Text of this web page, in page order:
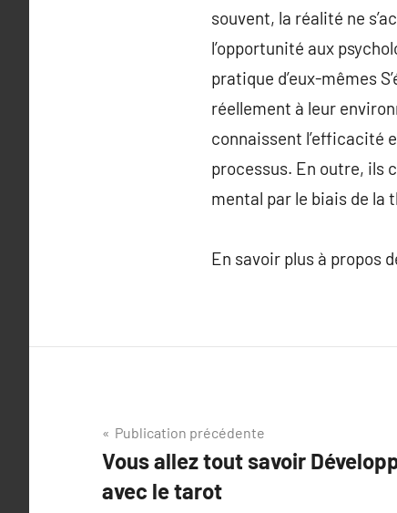
souvent, la réalité ne
l’opportunité aux
pratique d’eux-mêmes
réellement à leur
connaissent l’efficacité
processus. En outre, ils
mental par le biais de la
En savoir plus à propos
Navigation
de
Publication précédente
Vous allez tout savoir
avec le tarot